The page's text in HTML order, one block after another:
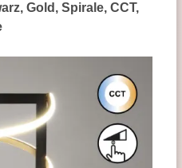
Gold, Spirale, CCT,